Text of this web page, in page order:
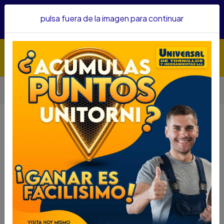
confianza&nbsp;Recibe un KIT PARRILLERO por compras
Medición
Instrumentos De Medición Láser Y Digitales
NIVEL LASER BOSCH GCL 25 2 LINEAS 5 PUNTOS
NIVEL LASER BOSCH GCL 25 2
LINEAS 5 PUNTOS
NIVEL LASER BOSCH GCL 25 2 LINEAS 5 PUNTOS
SKU...67930090
DESCRIPCIÓN....
pulsa fuera de la imagen para continuar